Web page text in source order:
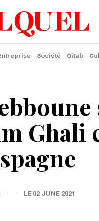
Société Qitab
Ghali
LE 02 JUNE 2021